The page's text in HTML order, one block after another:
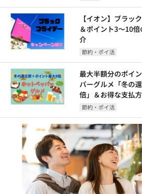
節約・ポイ活
【イオン】ブラッ
＆ポイント3～10
介
節約・ポイ活
最大半額分のポイ
パーグルメ「冬の
倍」＆お得な支払